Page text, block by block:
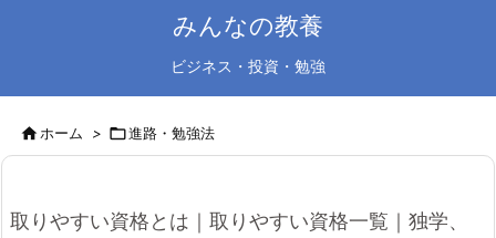
みんなの教養
ビジネス・投資・勉強
ホーム > 進路・勉強法
取りやすい資格とは｜取りやすい資格一覧｜独学、